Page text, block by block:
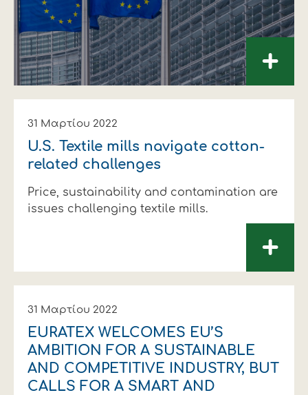
+
31 Μαρτίου 2022
U.S. Textile mills navigate cotton-
related challenges
Price, sustainability and contamination are
issues challenging textile mills.
+
31 Μαρτίου 2022
EURATEX WELCOMES EU’S
AMBITION FOR A SUSTAINABLE
AND COMPETITIVE INDUSTRY, BUT
CALLS FOR A SMART AND